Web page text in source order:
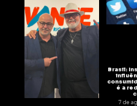
Brasil:
é a
7 de